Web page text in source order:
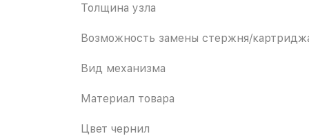
Толщина узла
Возможность замены стержня/
Вид механизма
Материал товара
Цвет чернил